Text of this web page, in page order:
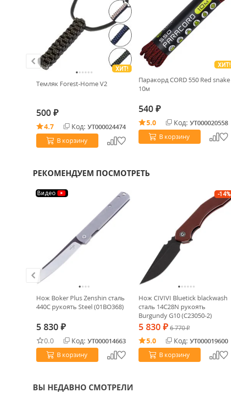
ХИТ!
Темляк Forest-Home V2
500 ₽
4.7 Код: УТ000024474
В корзину
ХИТ!
Паракорд CORD 550 Red snake
10м
540 ₽
5.0 Код: УТ000020558
В корзину
РЕКОМЕНДУЕМ ПОСМОТРЕТЬ
Видео
Нож Boker Plus Zenshin сталь
440C рукоять Steel (01BO368)
5 830 ₽
0.0 Код: УТ000014663
В корзину
-14%
Нож CIVIVI Bluetick blackwash
сталь 14C28N рукоять
Burgundy G10 (C23050-2)
5 830 ₽ 6 770₽
5.0 Код: УТ000019600
В корзину
ВЫ НЕДАВНО СМОТРЕЛИ